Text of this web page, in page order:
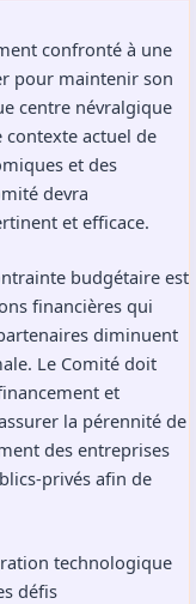
confronté à une
pour maintenir son
centre névralgique
actuel de
et des
devra
et efficace.
budgétaire est
financières qui
diminuent
Le Comité doit
et
la pérennité de
des entreprises
privés afin de
technologique
défis